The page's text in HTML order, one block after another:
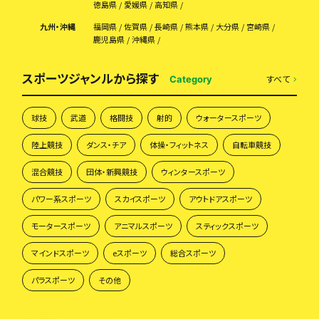
徳島県
愛媛県
高知県
九州・沖縄
福岡県 佐賀県 長崎県 熊本県 大分県
宮崎県
鹿児島県
沖縄県
スポーツジャンルから探す Category すべて
球技 武道 格闘技 射的 ウォータースポーツ
陸上競技 ダンス・チア 体操・フィットネス 自転車競技
混合競技 団体・新興競技 ウィンタースポーツ
パワー系スポーツ スカイスポーツ アウトドアスポーツ
モータースポーツ アニマルスポーツ スティックスポーツ
マインドスポーツ eスポーツ 総合スポーツ
パラスポーツ その他